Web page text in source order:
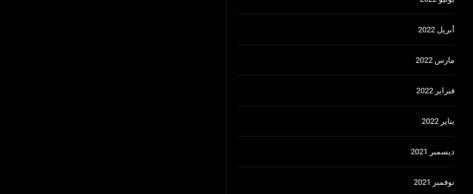
أبريل 2022
مارس 2022
فبراير 2022
يناير 2022
ديسمبر 2021
نوفمبر 2021